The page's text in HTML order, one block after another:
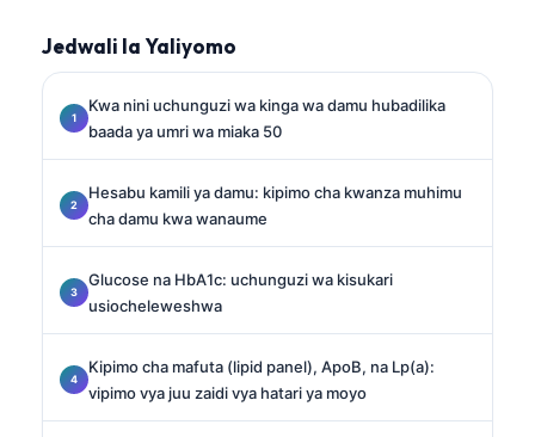
Jedwali la Yaliyomo
Kwa nini uchunguzi wa kinga wa damu hubadilika
baada ya umri wa miaka 50
Hesabu kamili ya damu: kipimo cha kwanza muhimu
cha damu kwa wanaume
Glucose na HbA1c: uchunguzi wa kisukari
usiocheleweshwa
Kipimo cha mafuta (lipid panel), ApoB, na Lp(a):
vipimo vya juu zaidi vya hatari ya moyo